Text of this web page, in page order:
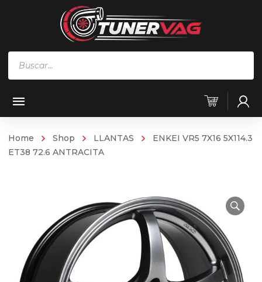
Home Shop LLANTAS
ENKEI VR5 7X16 5X114.3
ET38 72.6 ANTRACITA